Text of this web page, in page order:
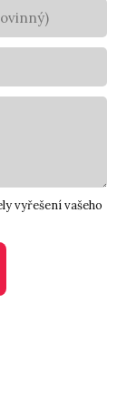
vyřešení vašeho